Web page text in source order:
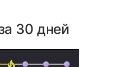
30 дней